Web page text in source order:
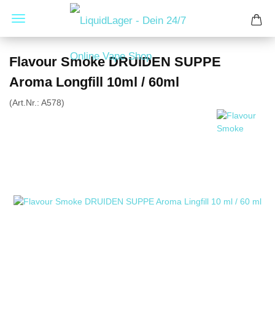
Flavour Smoke DRUIDEN SUPPE
Aroma Longfill 10ml / 60ml
(Art.Nr.: A578)